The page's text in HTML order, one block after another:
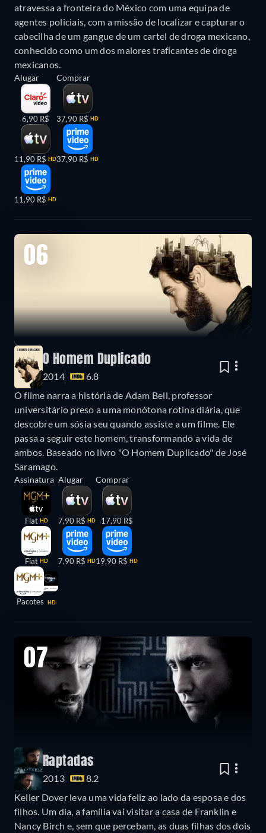
atravessa a fronteira do México com uma equipa de
agentes policiais, com a missão de localizar e capturar o
cabecilha de um gangue de um cartel de droga mexicano,
conhecido como um dos maiores traficantes de droga
mexicanos.
Alugar
6,90 R$
11,90 R$ HD
11,90 R$ HD
Comprar
37,90 R$ HD
37,90 R$ HD
06
O Homem Duplicado
2014
6.8
O filme narra a história de Adam Bell, professor
universitário preso a uma monótona rotina diária, que
descobre um sósia seu quando assiste a um filme. Ele
passa a seguir este homem, transformando a vida de
ambos. Baseado no livro "O Homem Duplicado" de José
Saramago.
Assinatura
Flat HD
Flat HD
Pacotes HD
Alugar
7,90 R$ HD
7,90 R$ HD
Comprar
17,90 R$
19,90 R$ HD
07
Raptadas
2013
8.2
Keller Dover leva uma vida feliz ao lado da esposa e dos
filhos. Um dia, a família vai visitar a casa de Franklin e
Nancy Birch e, sem que percebam, as duas filhas dos dois